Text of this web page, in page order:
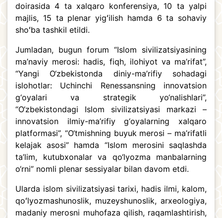
doirasida 4 ta xalqaro konferensiya, 10 ta yalpi
majlis, 15 ta plenar yigʻilish hamda 6 ta sohaviy
shoʻba tashkil etildi.
Jumladan, bugun forum “Islom sivilizatsiyasining
ma’naviy merosi: hadis, fiqh, ilohiyot va ma’rifat”,
“Yangi O‘zbekistonda diniy-ma’rifiy sohadagi
islohotlar: Uchinchi Renessansning innovatsion
g‘oyalari va strategik yo‘nalishlari”,
“O‘zbekistondagi Islom sivilizatsiyasi markazi –
innovatsion ilmiy-ma’rifiy g‘oyalarning xalqaro
platformasi”, “O‘tmishning buyuk merosi – ma’rifatli
kelajak asosi” hamda “Islom merosini saqlashda
ta’lim, kutubxonalar va qo‘lyozma manbalarning
o‘rni” nomli plenar sessiyalar bilan davom etdi.
Ularda islom sivilizatsiyasi tarixi, hadis ilmi, kalom,
qoʻlyozmashunoslik, muzeyshunoslik, arxeologiya,
madaniy merosni muhofaza qilish, raqamlashtirish,